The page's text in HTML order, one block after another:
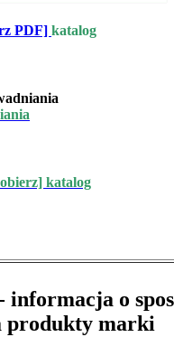
PDF] katalog
katalog
informacja o
produkty marki